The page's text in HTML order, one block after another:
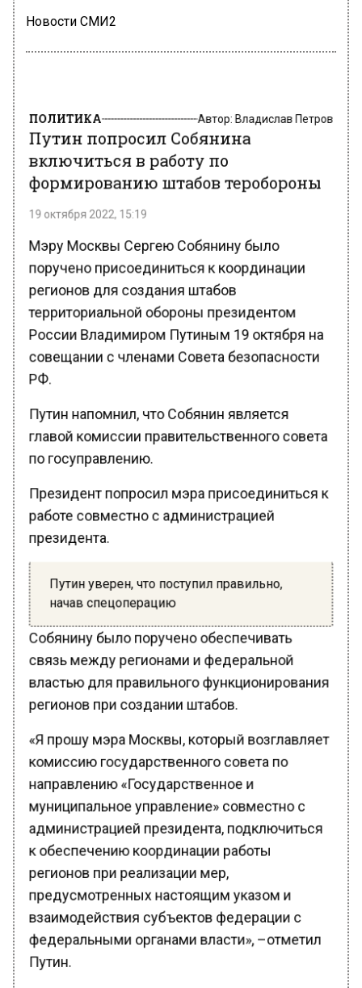
Новости СМИ2
Путин попросил Собянина
включиться в работу по
формированию штабов теробороны
Мэру Москвы Сергею Собянину было
поручено присоединиться к координации
регионов для создания штабов
территориальной обороны президентом
России Владимиром Путиным 19 октября на
совещании с членами Совета безопасности
РФ.
Путин напомнил, что Собянин является
главой комиссии правительственного совета
по госуправлению.
Президент попросил мэра присоединиться к
работе совместно с администрацией
президента.
Путин уверен, что поступил правильно,
начав спецоперацию
Собянину было поручено обеспечивать
связь между регионами и федеральной
властью для правильного функционирования
регионов при создании штабов.
«Я прошу мэра Москвы, который возглавляет
комиссию государственного совета по
направлению «Государственное и
муниципальное управление» совместно с
администрацией президента, подключиться
к обеспечению координации работы
регионов при реализации мер,
предусмотренных настоящим указом и
взаимодействия субъектов федерации с
федеральными органами власти», –отметил
Путин.